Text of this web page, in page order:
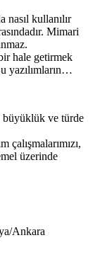
nasıl kullanılır
Mimari
hale getirmek
yazılımların…
büyüklük ve türde
çalışmalarımızı,
üzerinde
Ankara